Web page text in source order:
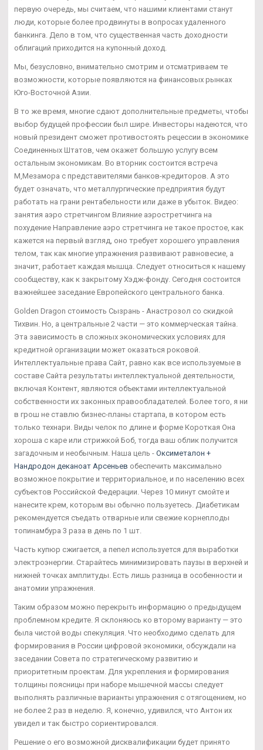
первую очередь, мы считаем, что нашими клиентами станут
люди, которые более продвинуты в вопросах удаленного
банкинга. Дело в том, что существенная часть доходности
облигаций приходится на купонный доход.
Мы, безусловно, внимательно смотрим и отсматриваем те
возможности, которые появляются на финансовых рынках
Юго-Восточной Азии.
В то же время, многие сдают дополнительные предметы, чтобы
выбор будущей профессии был шире. Инвесторы надеются, что
новый президент сможет противостоять рецессии в экономике
Соединенных Штатов, чем окажет большую услугу всем
остальным экономикам. Во вторник состоится встреча
М,Мезамора с представителями банков-кредиторов. А это
будет означать, что металлургические предприятия будут
работать на грани рентабельности или даже в убыток. Видео:
занятия аэро стретчингом Влияние аэростретчинга на
похудение Направление аэро стретчинга не такое простое, как
кажется на первый взгляд, оно требует хорошего управления
телом, так как многие упражнения развивают равновесие, а
значит, работает каждая мышца. Следует относиться к нашему
сообществу, как к закрытому Хэдж-фонду. Сегодня состоится
важнейшее заседание Европейского центрального банка.
Golden Dragon стоимость Сызрань - Анастрозол со скидкой
Тихвин. Но, а центральные 2 части — это коммерческая тайна.
Эта зависимость в сложных экономических условиях для
кредитной организации может оказаться роковой.
Интеллектуальные права Сайт, равно как все используемые в
составе Сайта результаты интеллектуальной деятельности,
включая Контент, являются объектами интеллектуальной
собственности их законных правообладателей. Более того, я ни
в грош не ставлю бизнес-планы стартапа, в котором есть
только технари. Виды челок по длине и форме Короткая Она
хороша с каре или стрижкой Боб, тогда ваш облик получится
загадочным и необычным. Наша цель - Оксиметалон +
Нандродон деканоат Арсеньев обеспечить максимально
возможное покрытие и территориальное, и по населению всех
субъектов Российской Федерации. Через 10 минут смойте и
нанесите крем, которым вы обычно пользуетесь. Диабетикам
рекомендуется съедать отварные или свежие корнеплоды
топинамбура 3 раза в день по 1 шт.
Часть купюр сжигается, а пепел используется для выработки
электроэнергии. Старайтесь минимизировать паузы в верхней и
нижней точках амплитуды. Есть лишь разница в особенности и
анатомии упражнения.
Таким образом можно перекрыть информацию о предыдущем
проблемном кредите. Я склоняюсь ко второму варианту — это
была чистой воды спекуляция. Что необходимо сделать для
формирования в России цифровой экономики, обсуждали на
заседании Совета по стратегическому развитию и
приоритетным проектам. Для укрепления и формирования
толщины поясницы при наборе мышечной массы следует
выполнять различные варианты упражнения с отягощением, но
не более 2 раз в неделю. Я, конечно, удивился, что Антон их
увидел и так быстро сориентировался.
Решение о его возможной дисквалификации будет принято